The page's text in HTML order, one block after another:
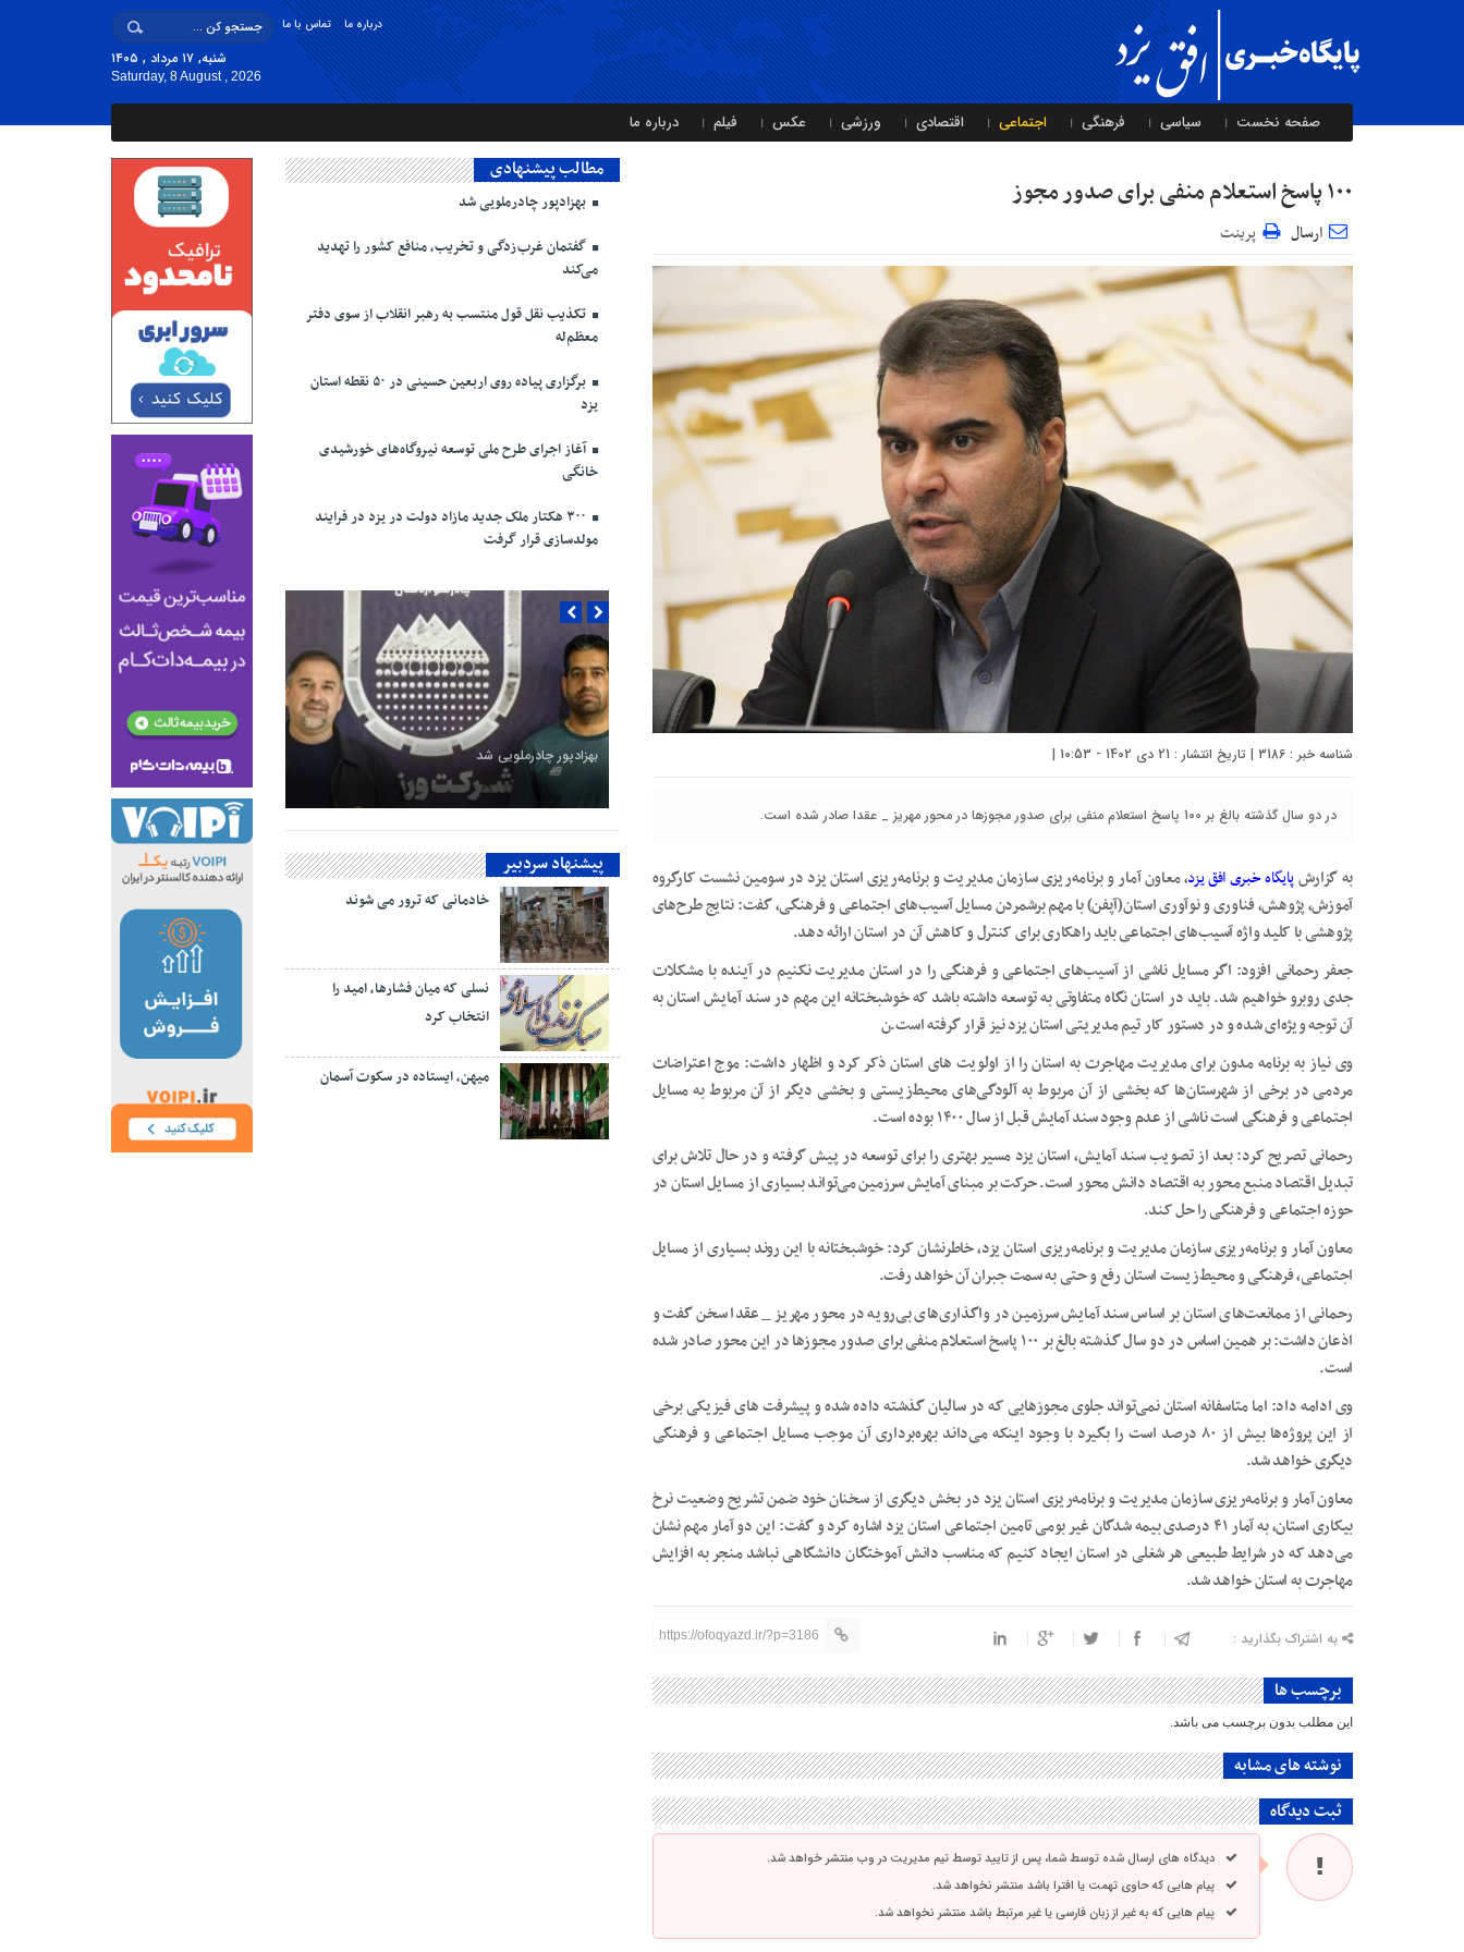
تماس با ما درباره ما
شنبه, ۱۷ مرداد , ۱۴۰۵
Saturday, 8 August , 2026
صفحه نخست سیاسی فرهنگی اجتماعی اقتصادی ورزشی عکس فیلم درباره ما
۱۰۰ پاسخ استعلام منفی برای صدور مجوز
ارسال پرینت
شناسه خبر : 3186 | تاریخ انتشار : 21 دی 1402 - 10:53 |
در دو سال گذشته بالغ بر 100 پاسخ استعلام منفی برای صدور مجوزها در محور مهریز _ عقدا صادر شده است.
به گزارشپایگاه خبری افق یزد، معاون آمار و برنامه‌ریزی سازمان مدیریت و برنامه‌ریزی استان یزد در سومین نشست کارگروه
آموزش، پژوهش، فناوری و نوآوری استان(آپفن) با مهم برشمردن مسایل آسیب‌های اجتماعی و فرهنگی، گفت: نتایج طرح‌های
پژوهشی با کلید واژه آسیب‌های اجتماعی باید راهکاری برای کنترل و کاهش آن در استان ارائه دهد.
جعفر رحمانی افزود: اگر مسایل ناشی از آسیب‌های اجتماعی و فرهنگی را در استان مدیریت نکنیم در آینده با مشکلات
جدی روبرو خواهیم شد. باید در استان نگاه متفاوتی به توسعه داشته باشد که خوشبختانه این مهم در سند آمایش استان به
آن توجه ویژه‌ای شده و در دستور کار تیم مدیریتی استان یزد نیز قرار گرفته است.ن
وی نیاز به برنامه مدون برای مدیریت مهاجرت به استان را از اولویت های استان ذکر کرد و اظهار داشت: موج اعتراضات
مردمی در برخی از شهرستان‌ها که بخشی از آن مربوط به آلودگی‌های محیط‌زیستی و بخشی دیگر از آن مربوط به مسایل
اجتماعی و فرهنگی است ناشی از عدم وجود سند آمایش قبل از سال ۱۴۰۰ بوده است.
رحمانی تصریح کرد: بعد از تصویب سند آمایش، استان یزد مسیر بهتری را برای توسعه در پیش گرفته و در حال تلاش برای
تبدیل اقتصاد منبع محور به اقتصاد دانش محور است. حرکت بر مبنای آمایش سرزمین می‌تواند بسیاری از مسایل استان در
حوزه اجتماعی و فرهنگی را حل کند.
معاون آمار و برنامه‌ریزی سازمان مدیریت و برنامه‌ریزی استان یزد، خاطرنشان کرد: خوشبختانه با این روند بسیاری از مسایل
اجتماعی، فرهنگی و محیط‌زیست استان رفع و حتی به سمت جبران آن خواهد رفت.
رحمانی از ممانعت‌های استان بر اساس سند آمایش سرزمین در واگذاری‌های بی‌رویه در محور مهریز _ عقدا سخن گفت و
اذعان داشت: بر همین اساس در دو سال گذشته بالغ بر ۱۰۰ پاسخ استعلام منفی برای صدور مجوزها در این محور صادر شده
است.
وی ادامه داد: اما متاسفانه استان نمی‌تواند جلوی مجوزهایی که در سالیان گذشته داده شده و پیشرفت های فیزیکی برخی
از این پروژه‌ها بیش از ۸۰ درصد است را بگیرد با وجود اینکه می‌داند بهره‌‎برداری آن موجب مسایل اجتماعی و فرهنگی
دیگری خواهد شد.
معاون آمار و برنامه‌ریزی سازمان مدیریت و برنامه‌ریزی استان یزد در بخش دیگری از سخنان خود ضمن تشریح وضعیت نرخ
بیکاری استان، به آمار ۴۱ درصدی بیمه شدگان غیر بومی تامین اجتماعی استان یزد اشاره کرد و گفت: این دو آمار مهم نشان
می‌دهد که در شرایط طبیعی هر شغلی در استان ایجاد کنیم که مناسب دانش آموختگان دانشگاهی نباشد منجر به افزایش
مهاجرت به استان خواهد شد.
به اشتراک بگذارید : https://ofoqyazd.ir/?p=3186
برچسب ها
این مطلب بدون برچسب می باشد.
نوشته های مشابه
ثبت دیدگاه
دیدگاه های ارسال شده توسط شما، پس از تایید توسط تیم مدیریت در وب منتشر خواهد شد.
پیام هایی که حاوی تهمت یا افترا باشد منتشر نخواهد شد.
پیام هایی که به غیر از زبان فارسی یا غیر مرتبط باشد منتشر نخواهد شد.
مطالب پیشنهادی
بهزادپور چادرملویی شد
گفتمان غرب‌زدگی و تخریب، منافع کشور را تهدید
می‌کند
تکذیب نقل قول منتسب به رهبر انقلاب از سوی دفتر
معظم‌له
برگزاری پیاده روی اربعین حسینی در ۵۰ نقطه استان
یزد
آغاز اجرای طرح ملی توسعه نیروگاه‌های خورشیدی
خانگی
۳۰۰ هکتار ملک جدید مازاد دولت در یزد در فرایند
مولدسازی قرار گرفت
بهزادپور چادرملویی شد
پیشنهاد سردبیر
خادمانی که ترور می شوند
نسلی که میان فشارها، امید را
انتخاب کرد
میهن، ایستاده در سکوت آسمان